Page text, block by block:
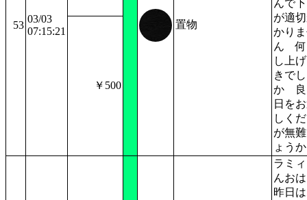
53
03/03
07:15:21
置物
んで
が適
かり
ん 何
し上
きで
か 良
日を
しく
が無
ょうか
￥500
ラミ
んお
昨日